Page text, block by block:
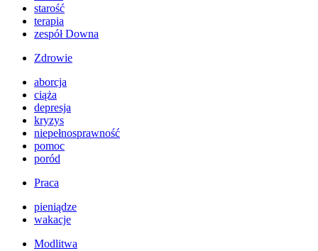
starość
terapia
zespół Downa
Zdrowie
aborcja
ciąża
depresja
kryzys
niepełnosprawność
pomoc
poród
Praca
pieniądze
wakacje
Modlitwa